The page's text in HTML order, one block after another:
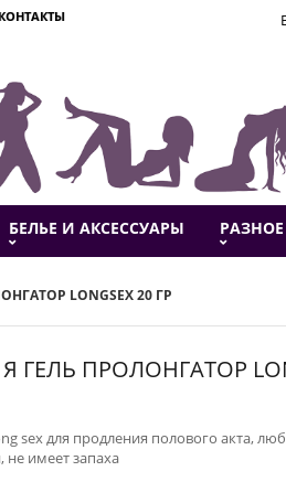
КОНТАКТЫ
БЕЛЬЕ И АКСЕССУАРЫ РАЗНОЕ
LONGSEX 20 ГР
ГЕЛЬ ПРОЛОНГАТОР
sex для продления полового акта,
имеет запаха